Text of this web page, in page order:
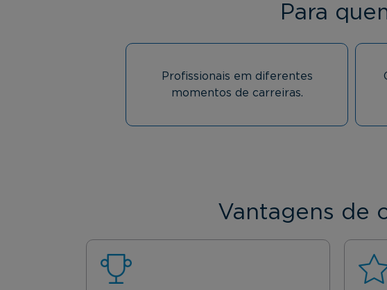
Para
Profissionais em diferentes
momentos de carreiras.
Vantagens de